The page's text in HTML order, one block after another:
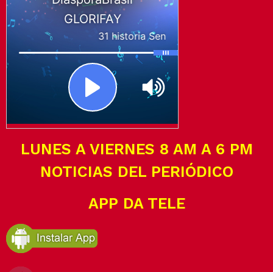
LUNES A VIERNES 8 AM A 6 PM
NOTICIAS DEL PERIÓDICO
APP DA TELE